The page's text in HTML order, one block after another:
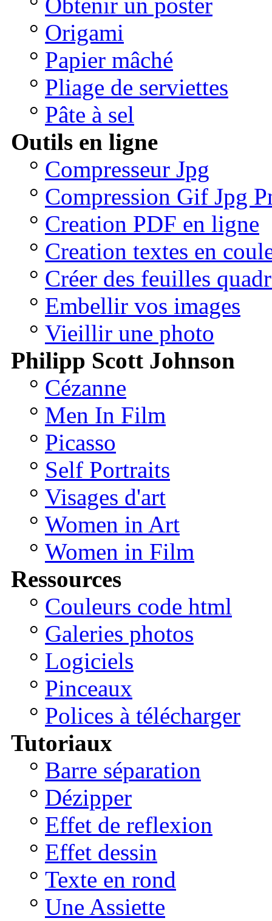
° Obtenir un poster
° Origami
° Papier mâché
° Pliage de serviettes
° Pâte à sel
Outils en ligne
° Compresseur Jpg
° Compression Gif Jpg
° Creation PDF en ligne
° Creation textes en
° Créer des feuilles
° Embellir vos images
° Vieillir une photo
Philipp Scott Johnson
° Cézanne
° Men In Film
° Picasso
° Self Portraits
° Visages d'art
° Women in Art
° Women in Film
Ressources
° Couleurs code html
° Galeries photos
° Logiciels
° Pinceaux
° Polices à télécharger
Tutoriaux
° Barre séparation
° Dézipper
° Effet de reflexion
° Effet dessin
° Texte en rond
° Une Assiette